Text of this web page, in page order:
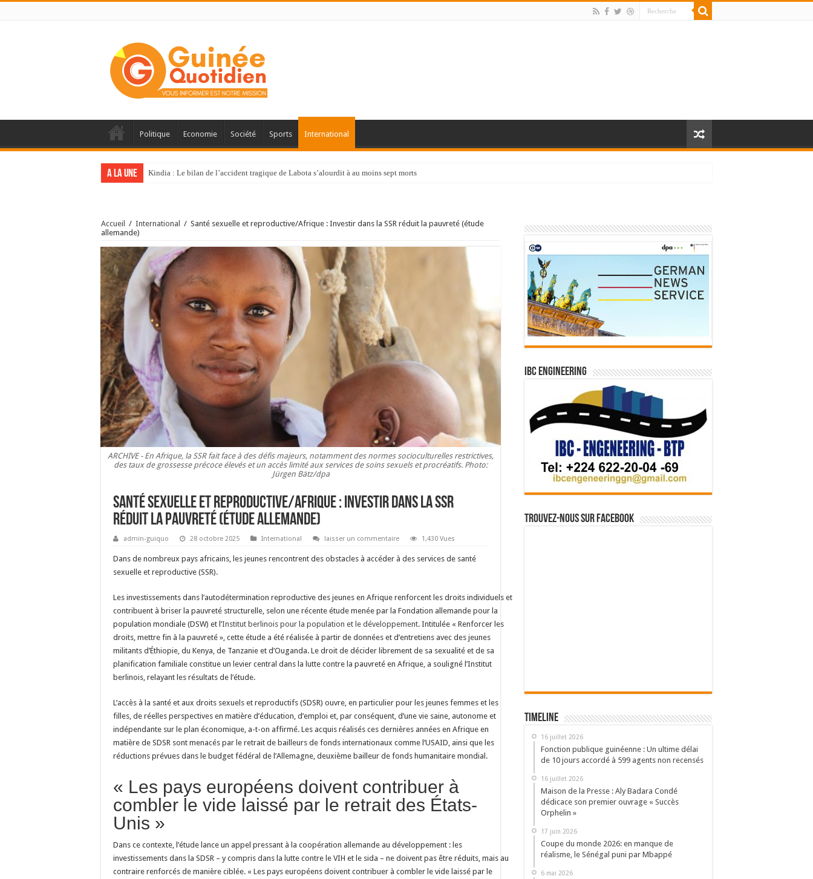
Politique Economie Société Sports International
A la une Kindia : Le bilan de l’accident tragique de Labota s’alourdit à au moins sept morts
Accueil / International / Santé sexuelle et reproductive/Afrique : Investir dans la SSR réduit la pauvreté (étude
allemande)
ARCHIVE - En Afrique, la SSR fait face à des défis majeurs, notamment des normes socioculturelles restrictives,
des taux de grossesse précoce élevés et un accès limité aux services de soins sexuels et procréatifs. Photo:
Jürgen Bätz/dpa
Santé sexuelle et reproductive/Afrique : Investir dans la SSR
réduit la pauvreté (étude allemande)
admin-guiquo 28 octobre 2025 International laisser un commentaire 1,430 Vues
Dans de nombreux pays africains, les jeunes rencontrent des obstacles à accéder à des services de santé
sexuelle et reproductive (SSR).
Les investissements dans l’autodétermination reproductive des jeunes en Afrique renforcent les droits individuels et
contribuent à briser la pauvreté structurelle, selon une récente étude menée par la Fondation allemande pour la
population mondiale (DSW) et l’Institut berlinois pour la population et le développement. Intitulée « Renforcer les
droits, mettre fin à la pauvreté », cette étude a été réalisée à partir de données et d’entretiens avec des jeunes
militants d’Éthiopie, du Kenya, de Tanzanie et d’Ouganda. Le droit de décider librement de sa sexualité et de sa
planification familiale constitue un levier central dans la lutte contre la pauvreté en Afrique, a souligné l’Institut
berlinois, relayant les résultats de l’étude.
L’accès à la santé et aux droits sexuels et reproductifs (SDSR) ouvre, en particulier pour les jeunes femmes et les
filles, de réelles perspectives en matière d’éducation, d’emploi et, par conséquent, d’une vie saine, autonome et
indépendante sur le plan économique, a-t-on affirmé. Les acquis réalisés ces dernières années en Afrique en
matière de SDSR sont menacés par le retrait de bailleurs de fonds internationaux comme l’USAID, ainsi que les
réductions prévues dans le budget fédéral de l’Allemagne, deuxième bailleur de fonds humanitaire mondial.
« Les pays européens doivent contribuer à
combler le vide laissé par le retrait des États-
Unis »
Dans ce contexte, l’étude lance un appel pressant à la coopération allemande au développement : les
investissements dans la SDSR – y compris dans la lutte contre le VIH et le sida – ne doivent pas être réduits, mais au
contraire renforcés de manière ciblée. « Les pays européens doivent contribuer à combler le vide laissé par le
IBC Engineering
Trouvez-nous sur Facebook
Timeline
16 juillet 2026
Fonction publique guinéenne : Un ultime délai
de 10 jours accordé à 599 agents non recensés
16 juillet 2026
Maison de la Presse : Aly Badara Condé
dédicace son premier ouvrage « Succès
Orphelin »
17 juin 2026
Coupe du monde 2026: en manque de
réalisme, le Sénégal puni par Mbappé
6 mai 2026